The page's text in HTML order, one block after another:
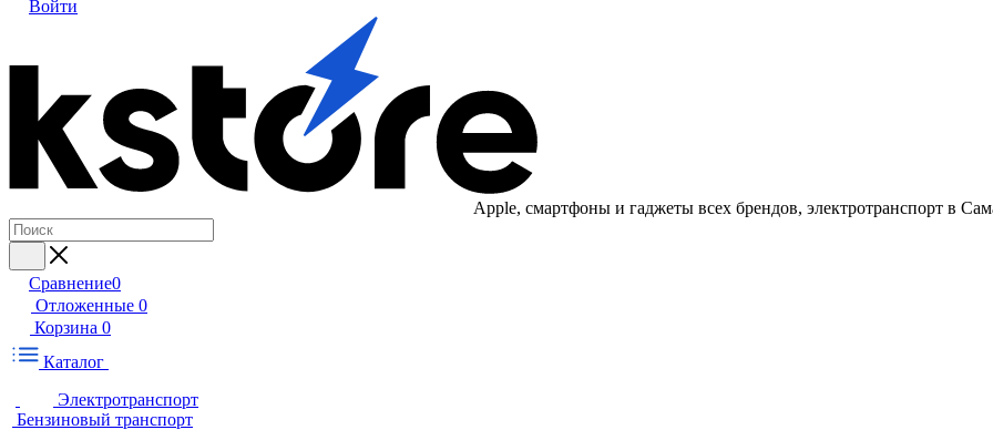
Войти
Apple, cмартфоны и гаджеты всех брендов, электротранспорт в
Сравнение0
Отложенные 0
Корзина 0
Каталог
Электротранспорт
Бензиновый транспорт